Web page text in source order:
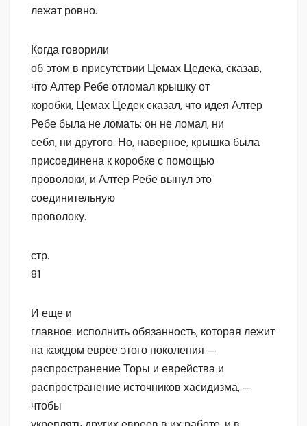
лежат ровно.
Когда говорили
об этом в присутствии Цемах Цедека, сказав,
что Алтер Ребе отломал крышку от
коробки, Цемах Цедек сказал, что идея Алтер
Ребе была не ломать: он не ломал, ни
себя, ни другого. Но, наверное, крышка была
присоединена к коробке с помощью
проволоки, и Алтер Ребе вынул это
соединительную
проволоку.
стр.
81
И еще и
главное: исполнить обязанность, которая лежит
на каждом еврее этого поколения —
распространение Торы и еврейства и
распространение источников хасидизма, —
чтобы